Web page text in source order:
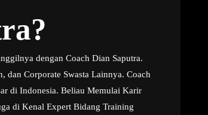
dengan Coach Dian Saputra.
dan Corporate Swasta Lainnya. Coach
di Indonesia. Beliau Memulai Karir
di Kenal Expert Bidang Training